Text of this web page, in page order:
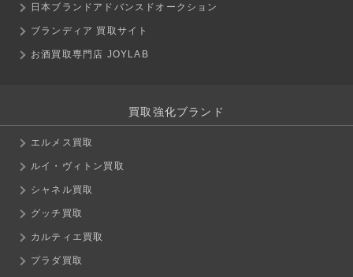
日本ブランドアドバンスドオークション
ブランディア 買取サイト
お酒買取専門店 JOYLAB
買取強化ブランド
エルメス買取
ルイ・ヴィトン買取
シャネル買取
グッチ買取
カルティエ買取
プラダ買取